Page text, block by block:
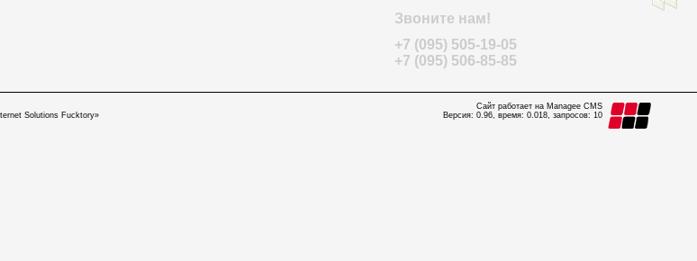
Звоните нам!
+7 (095) 505-19-05
+7 (095) 506-85-85
Solutions Fucktory»
Сайт работает на Managee CMS
Версия: 0.96, время: 0.018, запросов: 10